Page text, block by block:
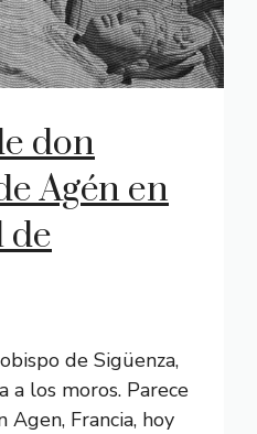
don
Agén en
de
de Sigüenza,
a los moros. Parece
Agen, Francia, hoy